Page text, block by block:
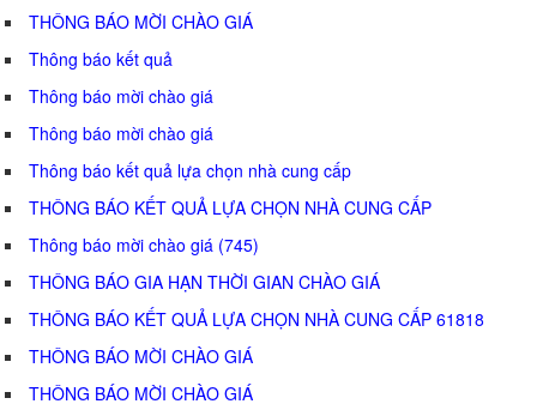
THÔNG BÁO MỜI CHÀO GIÁ
Thông báo kết quả
Thông báo mời chào giá
Thông báo mời chào giá
Thông báo kết quả lựa chọn nhà cung cấp
THÔNG BÁO KẾT QUẢ LỰA CHỌN NHÀ CUNG CẤP
Thông báo mời chào giá (745)
THÔNG BÁO GIA HẠN THỜI GIAN CHÀO GIÁ
THÔNG BÁO KẾT QUẢ LỰA CHỌN NHÀ CUNG CẤP 61818
THÔNG BÁO MỜI CHÀO GIÁ
THÔNG BÁO MỜI CHÀO GIÁ